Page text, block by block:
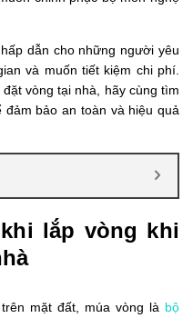
dẫn cho những người yêu
và muốn tiết kiệm chi phí.
vòng tại nhà, hãy cùng tìm
bảo an toàn và hiệu quả
lắp vòng khi
mặt đất, múa vòng là bộ